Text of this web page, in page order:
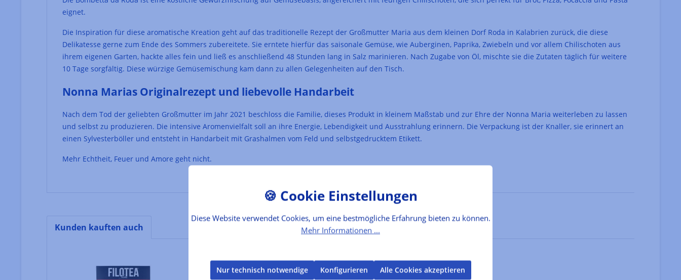
eignet.
Die Inspiration für diese aromatische Kreation geht auf das traditionelle Rezept der Großmutter Maria aus dem kleinen Dorf Roda in Kalabrien zurück, die diese
Delikatesse gerne zum Ende des Sommers zubereitete. Sie erntete hierfür das saisonale Gemüse, wie Auberginen, Paprika, Zwiebeln und vor allem Chilischoten aus
ihrem eigenen Garten, hackte alles fein und ließ es anschließend 48 Stunden lang in Salz marinieren. Nach Zugabe von Öl, mischte sie die Zutaten täglich für weitere
10 Tage sorgfältig. Diese würzige Gemüsemischung kam dann zu allen Gelegenheiten auf den Tisch.
Nonna Marias Originalrezept und liebevolle Handarbeit
Nach dem Tod der geliebten Großmutter im Jahr 2021 beschloss die Familie, dieses Produkt in kleinem Maßstab und zur Ehre der Nonna Maria weiterleben zu lassen
und selbst zu produzieren. Die intensive Aromenvielfalt soll an ihre Energie, Lebendigkeit und Ausstrahlung erinnern. Die Verpackung ist der Knaller, sie erinnert an
einen Sylvesterböller und entsteht in Handarbeit mit Grashalmen vom Feld und selbstgedrucktem Etikett.
Mehr Echtheit, Feuer und Amore geht nicht.
Kunden kauften auch
Diese Website verwendet Cookies, um eine bestmögliche Erfahrung bieten zu können.
Mehr Informationen ...
Nur technisch notwendige Konfigurieren Alle Cookies akzeptieren